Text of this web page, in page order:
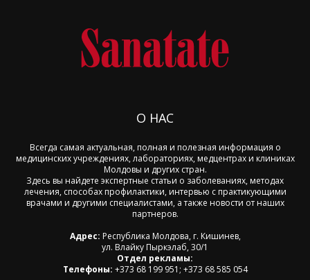
О НАС
Всегда самая актуальная, полная и полезная информация о
медицинских учреждениях, лабораториях, медцентрах и клиниках
Молдовы и других стран.
Здесь вы найдете экспертные статьи о заболеваниях, методах
лечения, способах профилактики, интервью с практикующими
врачами и другими специалистами, а также новости от наших
партнеров.
Адрес: Республика Молдова, г. Кишинев,
ул. Влайку Пыркэлаб, 30/1
Отдел рекламы:
Телефоны: +373 68 199 951; +373 68 585 054